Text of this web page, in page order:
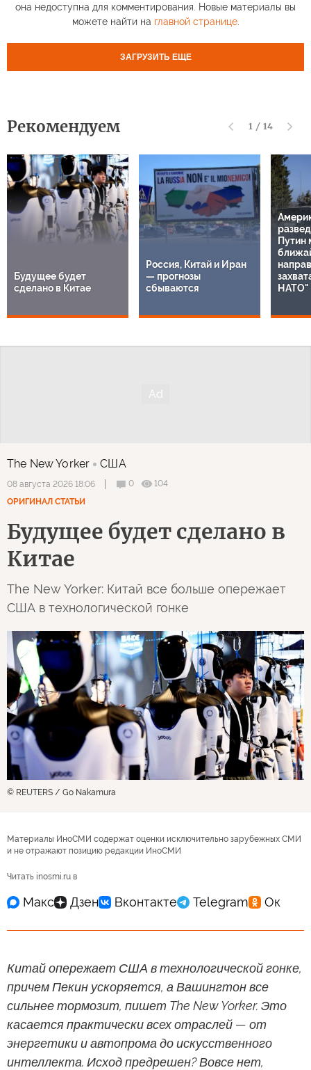
она недоступна для комментирования. Новые материалы вы
можете найти на главной странице.
ЗАГРУЗИТЬ ЕЩЕ
Рекомендуем 1 / 14
Будущее будет
сделано в Китае
Россия, Китай и Иран
— прогнозы
сбываются
Путин
НАТО"
The New Yorker США
08 августа 2026 18:06 0
104
ОРИГИНАЛ СТАТЬИ
Будущее будет сделано в
Китае
The New Yorker: Китай все больше опережает
США в технологической гонке
© REUTERS / Go Nakamura
Материалы ИноСМИ содержат оценки исключительно зарубежных СМИ
и не отражают позицию редакции ИноСМИ
Читать inosmi.ru в
Китай опережает США в технологической гонке,
причем Пекин ускоряется, а Вашингтон все
сильнее тормозит, пишет The New Yorker. Это
касается практически всех отраслей — от
энергетики и автопрома до искусственного
интеллекта. Исход предрешен? Вовсе нет,